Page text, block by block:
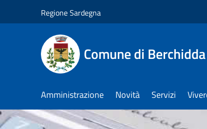
Regione Sardegna
Comune di Berchidda
Amministrazione Novità Servizi